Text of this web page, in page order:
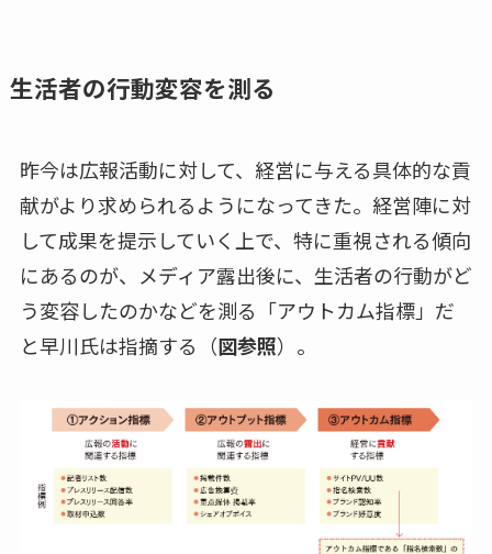
生活者の行動変容を測る
昨今は広報活動に対して、経営に与える具体的な貢
献がより求められるようになってきた。経営陣に対
して成果を提示していく上で、特に重視される傾向
にあるのが、メディア露出後に、生活者の行動がど
う変容したのかなどを測る「アウトカム指標」だ
と早川氏は指摘する（図参照）。